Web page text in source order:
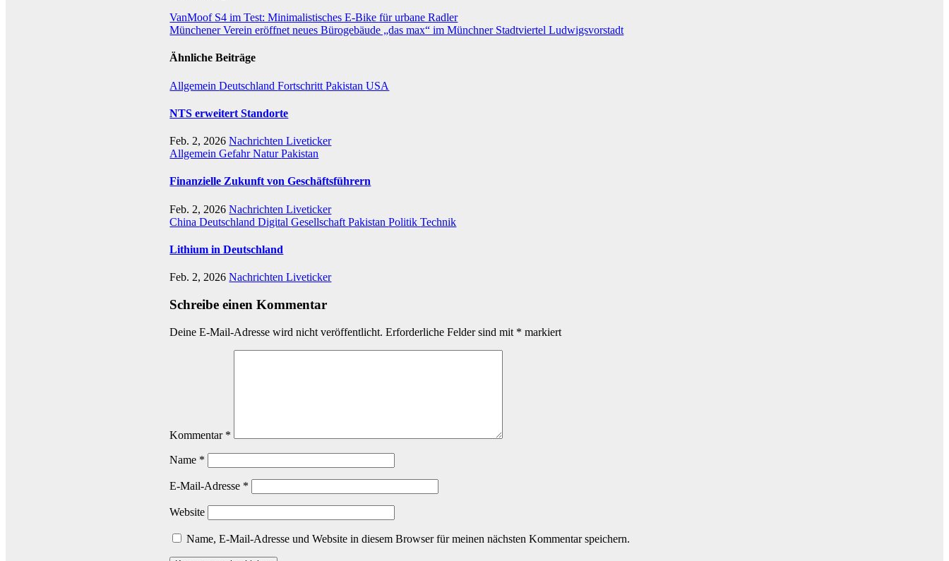
Beitragsnavigation
VanMoof S4 im Test: Minimalistisches E-Bike für urbane Radler
Münchener Verein eröffnet neues Bürogebäude „das max“ im Münchner Stadtviertel Ludwigsvorstadt
Ähnliche Beiträge
AllgemeinDeutschlandFortschrittPakistanUSA
NTS erweitert Standorte
Feb. 2, 2026 Nachrichten Liveticker
AllgemeinGefahrNaturPakistan
Finanzielle Zukunft von Geschäftsführern
Feb. 2, 2026 Nachrichten Liveticker
ChinaDeutschlandDigitalGesellschaftPakistanPolitikTechnik
Lithium in Deutschland
Feb. 2, 2026 Nachrichten Liveticker
Schreibe einen Kommentar
Deine E-Mail-Adresse wird nicht veröffentlicht. Erforderliche Felder sind mit * markiert
Kommentar *
Name *
E-Mail-Adresse *
Website
Name, E-Mail-Adresse und Website in diesem Browser für meinen nächsten Kommentar speichern.